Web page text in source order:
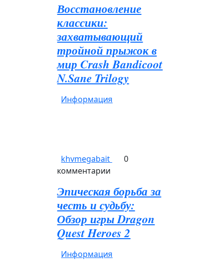
Восстановление
классики:
захватывающий
тройной прыжок в
мир Crash Bandicoot
N.Sane Trilogy
Информация
khvmegabait
0
комментарии
Эпическая борьба за
честь и судьбу:
Обзор игры Dragon
Quest Heroes 2
Информация